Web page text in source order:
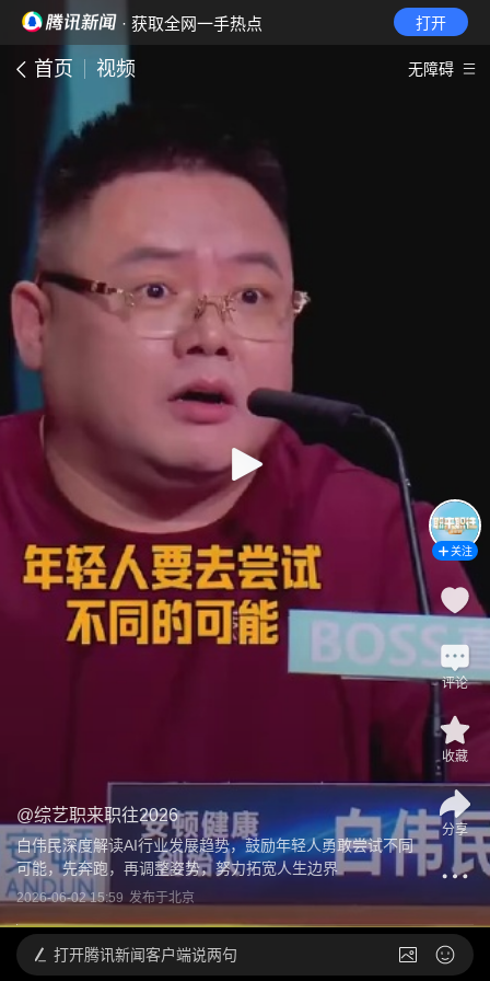
· 获取全网一手热点 打开
首页 视频 无障碍
@综艺职来职往2026
白伟民深度解读AI行业发展趋势，鼓励年轻人勇敢尝试不同
可能，先奔跑，再调整姿势，努力拓宽人生边界
2026-06-02 15:59 发布于北京
关注
评论
收藏
分享
打开腾讯新闻客户端说两句